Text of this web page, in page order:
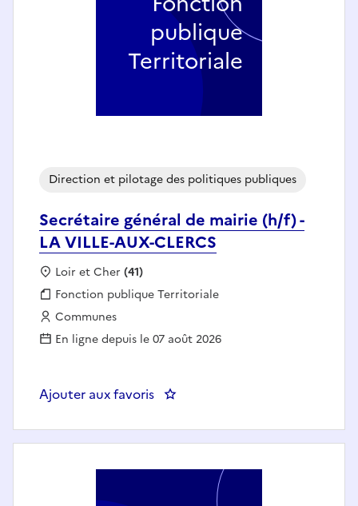
Secrétaire général de mairie (h/f) -
LA VILLE-AUX-CLERCS
Direction et pilotage des politiques publiques
Localisation :
Loir et Cher (41)
Fonction publique :
Fonction publique Territoriale
Employeur :
Communes
En ligne depuis le 07 août 2026
Ajouter aux favoris : Secrétaire général de mairie (h/
publique
Territoriale